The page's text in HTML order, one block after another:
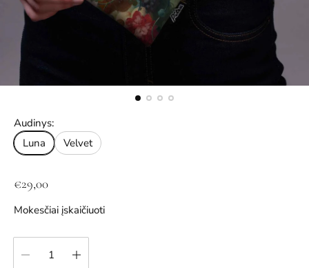
Audinys:
Luna
Velvet
Į
r
a
€29,00
Mokesčiai įskaičiuoti